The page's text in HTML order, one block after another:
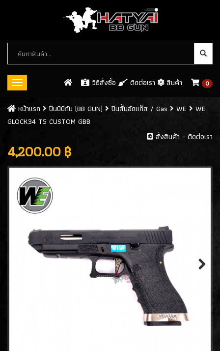
Toggle
วิธีสั่งซื้อ ติดต่อเรา สินค้า 0
หมวด
หมู่
สินค้า
ปืนบีบีกัน (BB GUN)
ปืนสั้นอัดแก็ส / GAS(546)
- ARMY(61)
- KJW(32)
- KWC(8)
- CYBERGUN
- ASG(8)
- GAMO(0)
- Tokyo marui(21)
- Goldden Eagle(18)
หน้าเเรก ปืนบีบีกัน (BB GUN) ปืนสั้นอัดแก็ส / Gas WE
WE
GLOCK34 T5 CUSTOM GBB
สั่งสินค้า - ติดต่อเรา
4,200.00 ฿